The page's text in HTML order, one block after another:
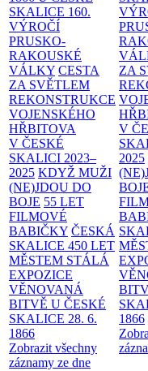
SKALICE 160.
VÝROČÍ
PRUSKO-
RAKOUSKÉ
VÁLKY CESTA
ZA SVĚTLEM
REKONSTRUKCE
VOJENSKÉHO
HŘBITOVA
V ČESKÉ
SKALICI 2023–
2025 KDYŽ MUŽI
(NE)JDOU DO
BOJE 55 LET
FILMOVÉ
BABIČKY ČESKÁ
SKALICE 450 LET
MĚSTEM STÁLÁ
EXPOZICE
VĚNOVANÁ
BITVĚ U ČESKÉ
SKALICE 28. 6.
1866
Zobrazit všechny
záznamy ze dne
ZA
V
2025
1866